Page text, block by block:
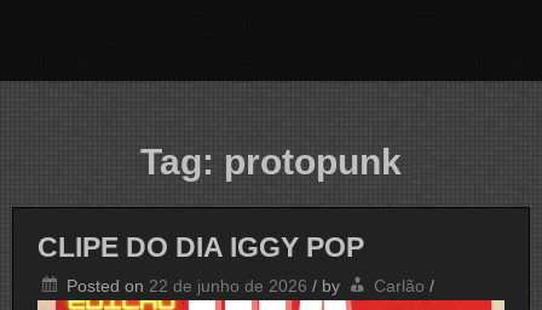
Tag: protopunk
CLIPE DO DIA IGGY POP
Posted on 22 de junho de 2026 / by Carlão /